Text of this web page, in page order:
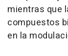
mientras que
compuestos
en la